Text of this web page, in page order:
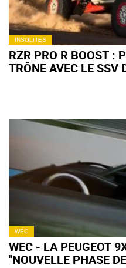
INSOLITES
RZR PRO R BOOST :
TRÔNE AVEC LE SSV
WEC
WEC - LA PEUGEOT
"NOUVELLE PHASE